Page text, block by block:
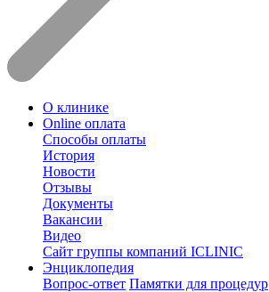
О клинике
Online оплата
Способы оплаты
История
Новости
Отзывы
Документы
Вакансии
Видео
Сайт группы компаний ICLINIC
Энциклопедия
Вопрос-ответ Памятки для процедур